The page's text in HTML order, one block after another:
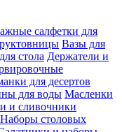
салфетки для
Вазы для
стола Держатели и
для десертов
для воды Масленки
и сливочники
Наборы столовых